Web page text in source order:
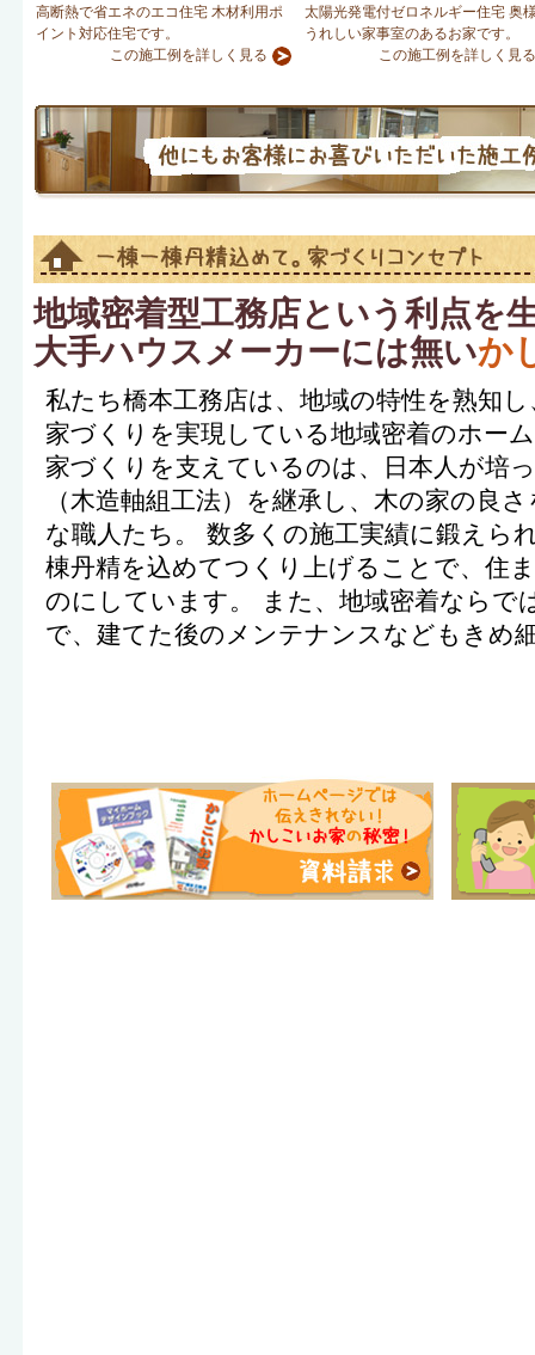
高断熱で省エネのエコ住宅 木材利用ポ
イント対応住宅です。
この施工例を詳しく見る
太陽光発電付ゼロネルギー住宅 奥
うれしい家事室のあるお家です。
この施工例を詳しく見る
地域密着型工務店という利点を
大手ハウスメーカーには無いか
私たち橋本工務店は、地域の特性を熟知
家づくりを実現している地域密着のホー
家づくりを支えているのは、日本人が培
（木造軸組工法）を継承し、木の家の良
な職人たち。 数多くの施工実績に鍛えら
棟丹精を込めてつくり上げることで、住
のにしています。 また、地域密着ならで
で、建てた後のメンテナンスなどもきめ